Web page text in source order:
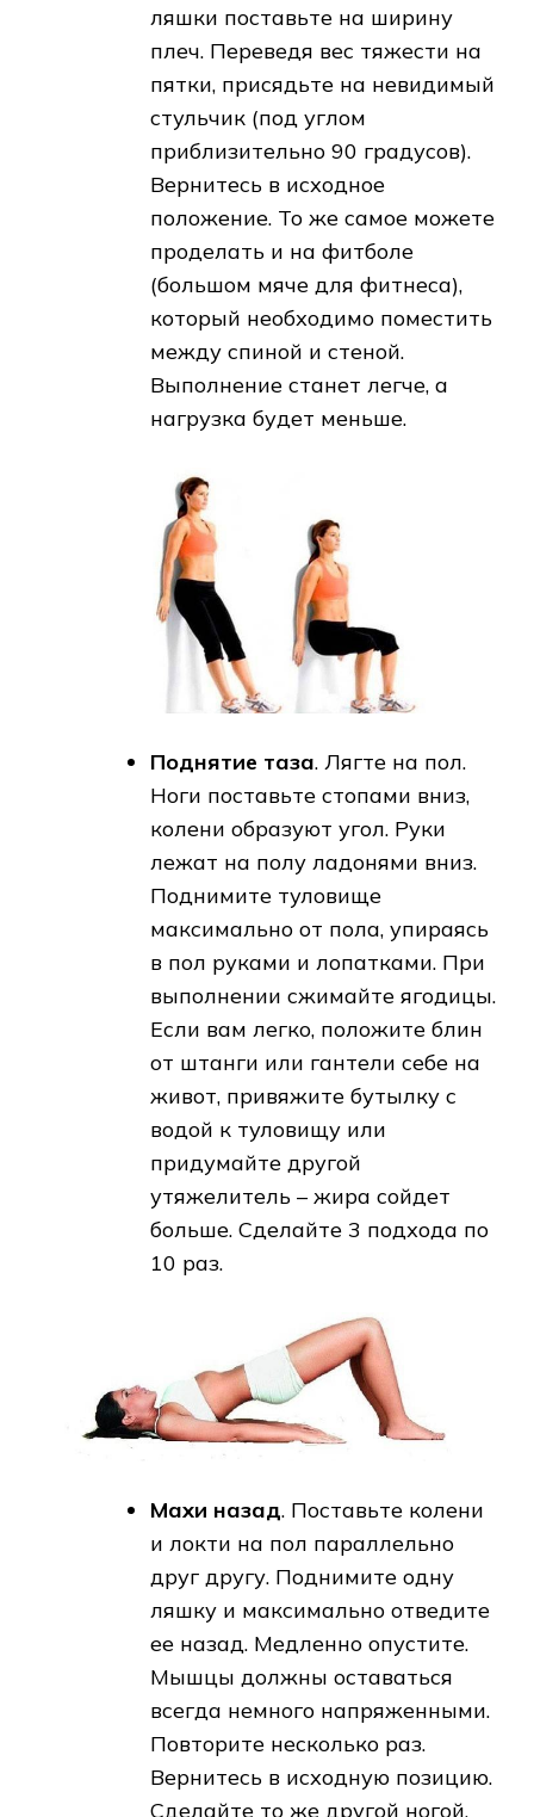
ляшки поставьте на ширину
плеч. Переведя вес тяжести на
пятки, присядьте на невидимый
стульчик (под углом
приблизительно 90 градусов).
Вернитесь в исходное
положение. То же самое можете
проделать и на фитболе
(большом мяче для фитнеса),
который необходимо поместить
между спиной и стеной.
Выполнение станет легче, а
нагрузка будет меньше.
Поднятие таза. Лягте на пол.
Ноги поставьте стопами вниз,
колени образуют угол. Руки
лежат на полу ладонями вниз.
Поднимите туловище
максимально от пола, упираясь
в пол руками и лопатками. При
выполнении сжимайте ягодицы.
Если вам легко, положите блин
от штанги или гантели себе на
живот, привяжите бутылку с
водой к туловищу или
придумайте другой
утяжелитель – жира сойдет
больше. Сделайте 3 подхода по
10 раз.
Махи назад. Поставьте колени
и локти на пол параллельно
друг другу. Поднимите одну
ляшку и максимально отведите
ее назад. Медленно опустите.
Мышцы должны оставаться
всегда немного напряженными.
Повторите несколько раз.
Вернитесь в исходную позицию.
Сделайте то же другой ногой.